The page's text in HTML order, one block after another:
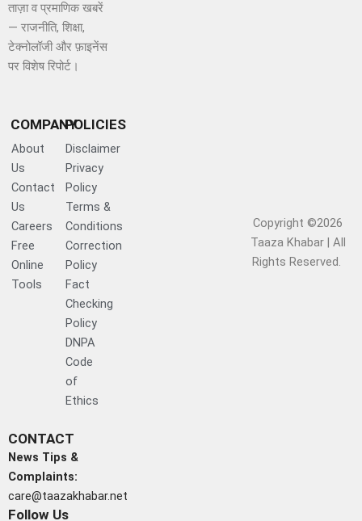
ताज़ा व प्रमाणिक खबरें
— राजनीति, शिक्षा,
टेक्नोलॉजी और फ़ाइनेंस
पर विशेष रिपोर्ट।
COMPANY
About
Us
Contact
Us
Careers
Free
Online
Tools
POLICIES
Disclaimer
Privacy
Policy
Terms &
Conditions
Correction
Policy
Fact
Checking
Policy
DNPA
Code
of
Ethics
CONTACT
News Tips &
Complaints:
care@taazakhabar.net
Follow Us
Copyright ©2026
Taaza Khabar | All
Rights Reserved.​